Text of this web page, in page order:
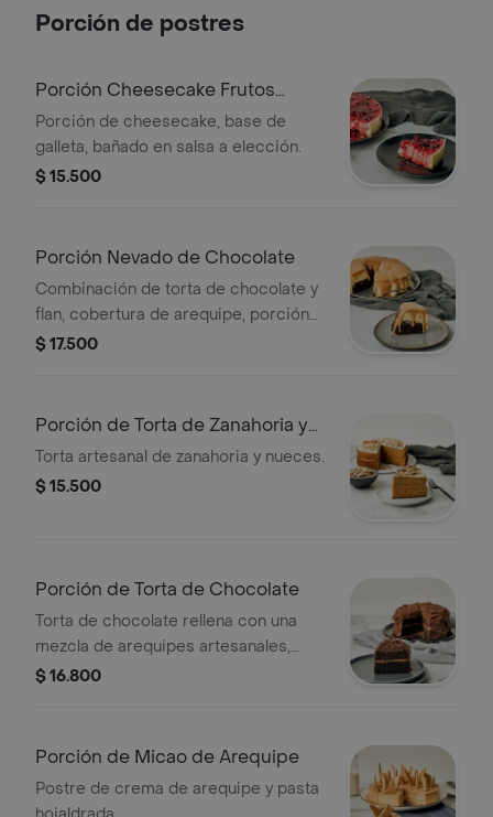
Porción de postres
Porción Cheesecake Frutos
Rojos
Porción de cheesecake, base de
galleta, bañado en salsa a elección.
$ 15.500
Porción Nevado de Chocolate
Combinación de torta de chocolate y
flan, cobertura de arequipe, porción
individual.
$ 17.500
Porción de Torta de Zanahoria y
Almendra
Torta artesanal de zanahoria y nueces.
$ 15.500
Porción de Torta de Chocolate
Torta de chocolate rellena con una
mezcla de arequipes artesanales,
cubierta con chocolate semi amargo
$ 16.800
Porción de Micao de Arequipe
Postre de crema de arequipe y pasta